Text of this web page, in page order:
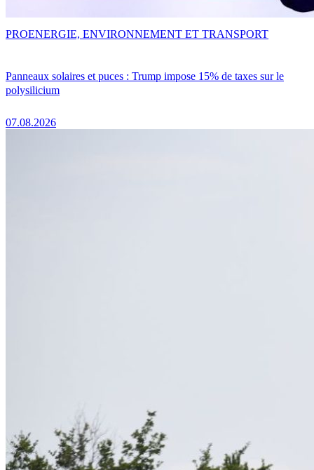
Panneaux solaires et puces : Trump impose 15% de taxes sur le
polysilicium
07.08.2026
PROENERGIE, ENVIRONNEMENT ET TRANSPORT